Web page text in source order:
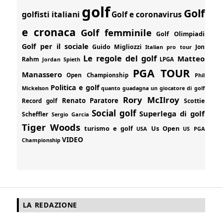
golfisti italiani golf Golf e coronavirus Golf
e cronaca Golf femminile Golf Olimpiadi
Golf per il sociale Guido Migliozzi Italian pro tour Jon
Rahm Jordan Spieth Le regole del golf LPGA Matteo
Manassero
Open Championship PGA TOUR
Phil
Mickelson Politica e golf quanto guadagna un giocatore di golf
Record golf Renato Paratore Rory McIlroy Scottie
Scheffler Sergio Garcia Social golf Superlega di golf
Tiger Woods turismo e golf USA Us Open US PGA
Championship VIDEO
LA REDAZIONE